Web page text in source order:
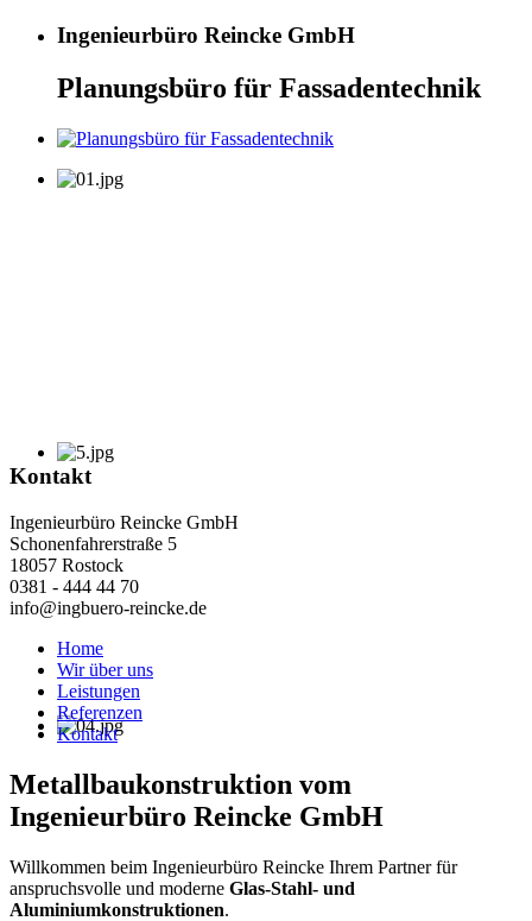
Ingenieurbüro Reincke GmbH
Planungsbüro für Fassadentechnik
Kontakt
Ingenieurbüro Reincke GmbH
Schonenfahrerstraße 5
18057 Rostock
0381 - 444 44 70
info@ingbuero-reincke.de
Home
Wir über uns
Leistungen
Referenzen
Kontakt
Metallbaukonstruktion vom
Ingenieurbüro Reincke GmbH
Willkommen beim Ingenieurbüro Reincke Ihrem Partner für
anspruchsvolle und moderne Glas-Stahl- und
Aluminiumkonstruktionen.